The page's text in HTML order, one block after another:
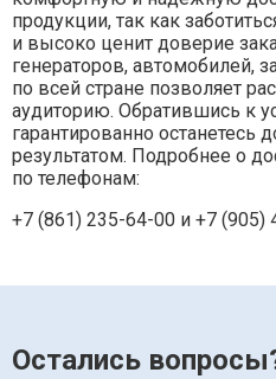
продукции, так как
и высоко ценит доверие
генераторов, автомобилей,
по всей стране позволяет
аудиторию. Обратившись к
гарантированно
результатом. Подробнее о
по телефонам:
+7 (861) 235-64-00 и +7 (905)
Остались